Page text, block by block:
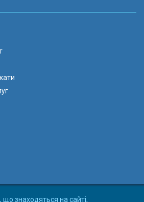
що знаходяться на сайті,